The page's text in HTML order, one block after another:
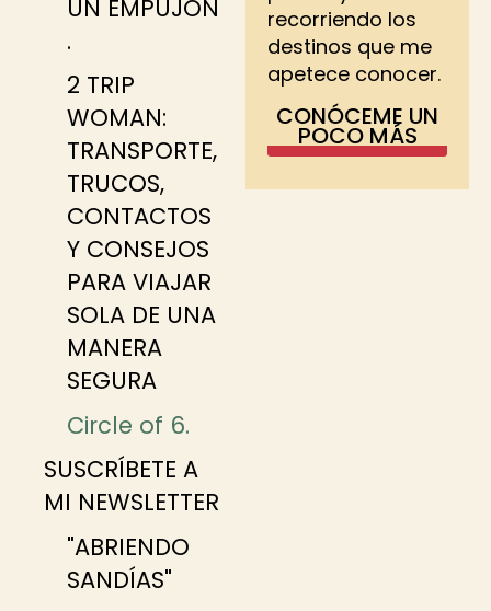
UN EMPUJÓN
.
2 TRIP
WOMAN:
TRANSPORTE,
TRUCOS,
CONTACTOS
Y CONSEJOS
PARA VIAJAR
SOLA DE UNA
MANERA
SEGURA
Circle of 6.
SUSCRÍBETE A
MI NEWSLETTER
"ABRIENDO
SANDÍAS"
recorriendo los
destinos que me
apetece conocer.
CONÓCEME UN
POCO MÁS